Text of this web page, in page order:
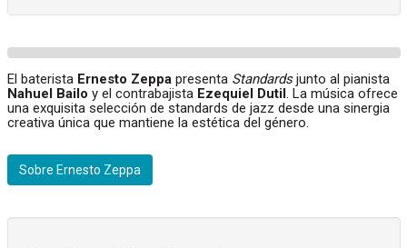
El baterista Ernesto Zeppa presenta Standardsjunto al pianista
Nahuel Bailo y el contrabajista Ezequiel Dutil . La música ofrece
una exquisita selección de standards de jazz desde una sinergia
creativa única que mantiene la estética del género.
Sobre Ernesto Zeppa